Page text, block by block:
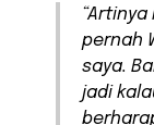
pernah
saya.
jadi